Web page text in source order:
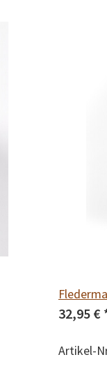
32,95 €
Artikel-